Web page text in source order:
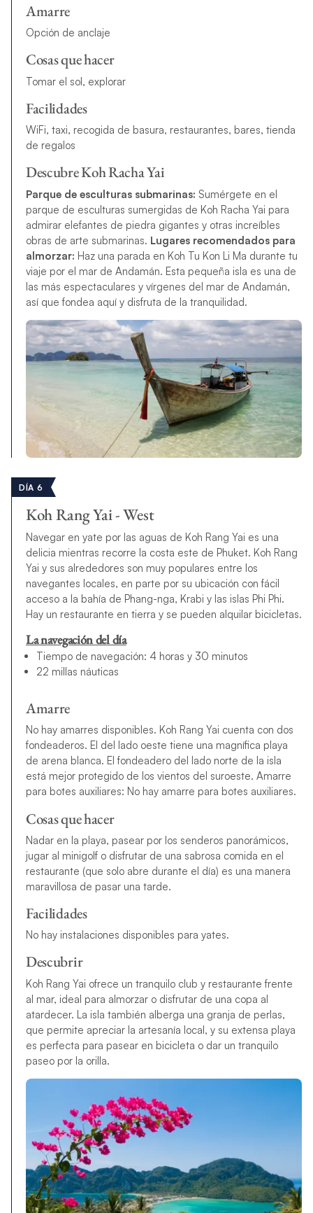
Amarre
Opción de anclaje
Cosas que hacer
Tomar el sol, explorar
Facilidades
WiFi, taxi, recogida de basura, restaurantes, bares, tienda
de regalos
Descubre Koh Racha Yai
Parque de esculturas submarinas: Sumérgete en el
parque de esculturas sumergidas de Koh Racha Yai para
admirar elefantes de piedra gigantes y otras increíbles
obras de arte submarinas. Lugares recomendados para
almorzar: Haz una parada en Koh Tu Kon Li Ma durante tu
viaje por el mar de Andamán. Esta pequeña isla es una de
las más espectaculares y vírgenes del mar de Andamán,
así que fondea aquí y disfruta de la tranquilidad.
DÍA 6
Koh Rang Yai - West
Navegar en yate por las aguas de Koh Rang Yai es una
delicia mientras recorre la costa este de Phuket. Koh Rang
Yai y sus alrededores son muy populares entre los
navegantes locales, en parte por su ubicación con fácil
acceso a la bahía de Phang-nga, Krabi y las islas Phi Phi.
Hay un restaurante en tierra y se pueden alquilar bicicletas.
La navegación del día
Tiempo de navegación: 4 horas y 30 minutos
22 millas náuticas
Amarre
No hay amarres disponibles. Koh Rang Yai cuenta con dos
fondeaderos. El del lado oeste tiene una magnífica playa
de arena blanca. El fondeadero del lado norte de la isla
está mejor protegido de los vientos del suroeste. Amarre
para botes auxiliares: No hay amarre para botes auxiliares.
Cosas que hacer
Nadar en la playa, pasear por los senderos panorámicos,
jugar al minigolf o disfrutar de una sabrosa comida en el
restaurante (que solo abre durante el día) es una manera
maravillosa de pasar una tarde.
Facilidades
No hay instalaciones disponibles para yates.
Descubrir
Koh Rang Yai ofrece un tranquilo club y restaurante frente
al mar, ideal para almorzar o disfrutar de una copa al
atardecer. La isla también alberga una granja de perlas,
que permite apreciar la artesanía local, y su extensa playa
es perfecta para pasear en bicicleta o dar un tranquilo
paseo por la orilla.